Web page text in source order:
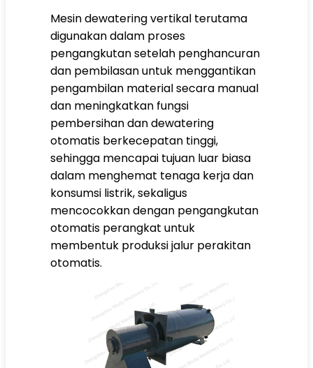
Mesin dewatering vertikal terutama
digunakan dalam proses
pengangkutan setelah penghancuran
dan pembilasan untuk menggantikan
pengambilan material secara manual
dan meningkatkan fungsi
pembersihan dan dewatering
otomatis berkecepatan tinggi,
sehingga mencapai tujuan luar biasa
dalam menghemat tenaga kerja dan
konsumsi listrik, sekaligus
mencocokkan dengan pengangkutan
otomatis perangkat untuk
membentuk produksi jalur perakitan
otomatis.